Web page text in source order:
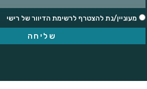
מעוניין/נת להצטרף לרשימת הדיוור של רישי
שליחה